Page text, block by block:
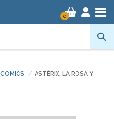
0
COMICS
ASTÉRIX, LA ROSA Y